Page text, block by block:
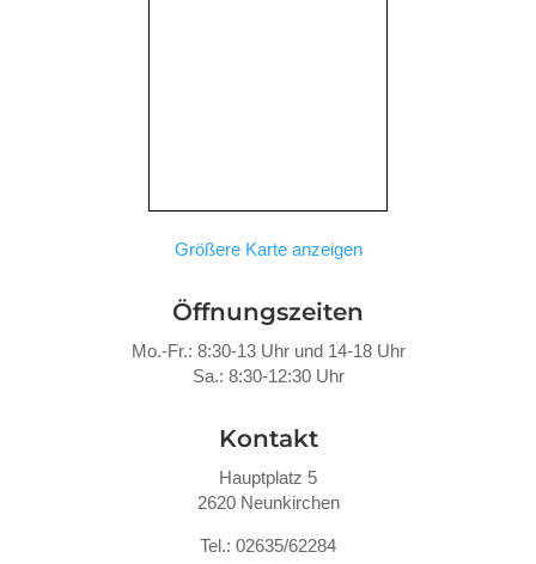
Größere Karte anzeigen
Öffnungszeiten
Mo.-Fr.: 8:30-13 Uhr und 14-18 Uhr
Sa.: 8:30-12:30 Uhr
Kontakt
Hauptplatz 5
2620 Neunkirchen
Tel.: 02635/62284